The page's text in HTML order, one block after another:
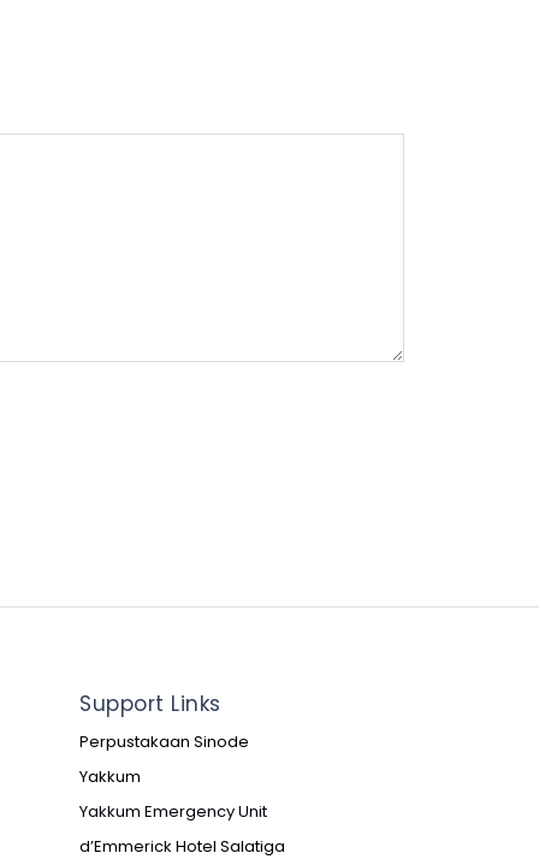
Support Links
Perpustakaan Sinode
Yakkum
Yakkum Emergency Unit
d’Emmerick Hotel Salatiga